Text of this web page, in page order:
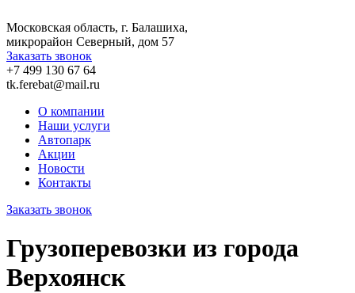
Московская область, г. Балашиха,
микрорайон Северный, дом 57
Заказать звонок
+7 499 130 67 64
tk.ferebat@mail.ru
О компании
Наши услуги
Автопарк
Акции
Новости
Контакты
Заказать звонок
Грузоперевозки из города
Верхоянск